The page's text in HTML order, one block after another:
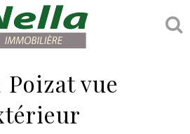
Poizat vue